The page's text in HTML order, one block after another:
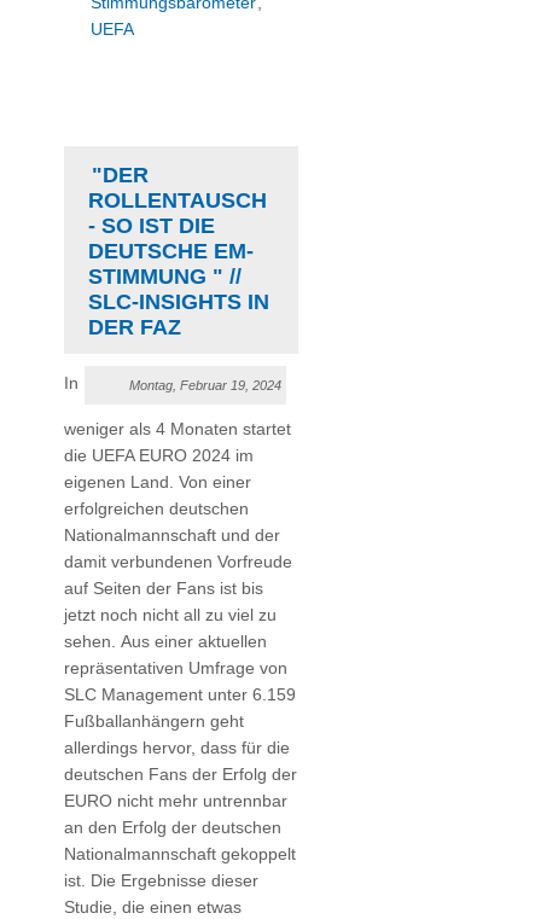
UEFA
"DER
ROLLENTAUSCH
- SO IST DIE
DEUTSCHE EM-
STIMMUNG " //
SLC-INSIGHTS IN
DER FAZ
Montag, Februar 19, 2024
In
weniger als 4 Monaten startet
die UEFA EURO 2024 im
eigenen Land. Von einer
erfolgreichen deutschen
Nationalmannschaft und der
damit verbundenen Vorfreude
auf Seiten der Fans ist bis
jetzt noch nicht all zu viel zu
sehen. Aus einer aktuellen
repräsentativen Umfrage von
SLC Management unter 6.159
Fußballanhängern geht
allerdings hervor, dass für die
deutschen Fans der Erfolg der
EURO nicht mehr untrennbar
an den Erfolg der deutschen
Nationalmannschaft gekoppelt
ist. Die Ergebnisse dieser
Studie, die einen etwas